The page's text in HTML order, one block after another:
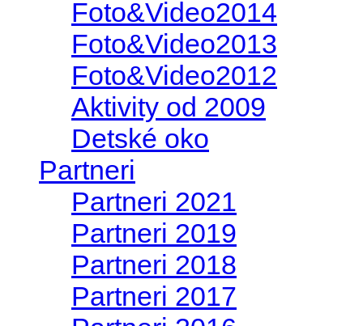
Foto&Video2014
Foto&Video2013
Foto&Video2012
Aktivity od 2009
Detské oko
Partneri
Partneri 2021
Partneri 2019
Partneri 2018
Partneri 2017